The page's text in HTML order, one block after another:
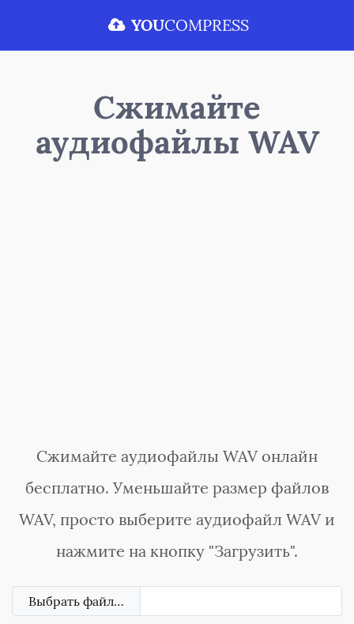
YOUCOMPRESS
Сжимайте
аудиофайлы WAV
Сжимайте аудиофайлы WAV онлайн
бесплатно. Уменьшайте размер файлов
WAV, просто выберите аудиофайл WAV и
нажмите на кнопку "Загрузить".
Выбрать файл…